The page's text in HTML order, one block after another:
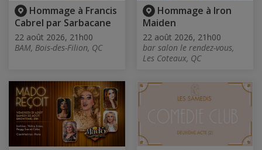
Hommage à Francis
Cabrel par Sarbacane
22 août 2026, 21h00
BAM, Bois-des-Filion, QC
Hommage à Iron
Maiden
22 août 2026, 21h00
bar salon le rendez-vous,
Les Coteaux, QC